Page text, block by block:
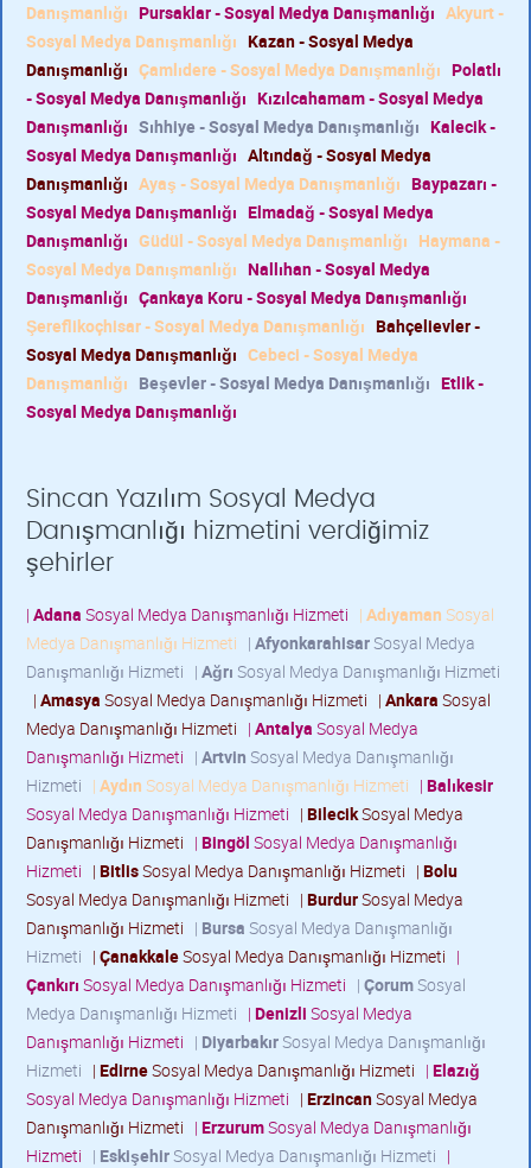
Danışmanlığı Pursaklar - Sosyal Medya Danışmanlığı Akyurt -
Sosyal Medya Danışmanlığı Kazan - Sosyal Medya
Danışmanlığı Çamlıdere - Sosyal Medya Danışmanlığı Polatlı
- Sosyal Medya Danışmanlığı Kızılcahamam - Sosyal Medya
Danışmanlığı Sıhhiye - Sosyal Medya Danışmanlığı Kalecik -
Sosyal Medya Danışmanlığı Altındağ - Sosyal Medya
Danışmanlığı Ayaş - Sosyal Medya Danışmanlığı Baypazarı -
Sosyal Medya Danışmanlığı Elmadağ - Sosyal Medya
Danışmanlığı Güdül - Sosyal Medya Danışmanlığı Haymana -
Sosyal Medya Danışmanlığı Nallıhan - Sosyal Medya
Danışmanlığı Çankaya Koru - Sosyal Medya Danışmanlığı
Şereflikoçhisar - Sosyal Medya Danışmanlığı Bahçelievler -
Sosyal Medya Danışmanlığı Cebeci - Sosyal Medya
Danışmanlığı Beşevler - Sosyal Medya Danışmanlığı Etlik -
Sosyal Medya Danışmanlığı
Sincan Yazılım Sosyal Medya
Danışmanlığı hizmetini verdiğimiz
şehirler
| Adana Sosyal Medya Danışmanlığı Hizmeti | Adıyaman Sosyal
Medya Danışmanlığı Hizmeti | AfyonkarahisarSosyal Medya
Danışmanlığı Hizmeti | Ağrı Sosyal Medya Danışmanlığı Hizmeti
| Amasya Sosyal Medya Danışmanlığı Hizmeti | Ankara Sosyal
Medya Danışmanlığı Hizmeti | Antalya Sosyal Medya
Danışmanlığı Hizmeti | Artvin Sosyal Medya Danışmanlığı
Hizmeti | Aydın Sosyal Medya Danışmanlığı Hizmeti | Balıkesir
Sosyal Medya Danışmanlığı Hizmeti | BilecikSosyal Medya
Danışmanlığı Hizmeti | Bingöl Sosyal Medya Danışmanlığı
Hizmeti | BitlisSosyal Medya Danışmanlığı Hizmeti | Bolu
Sosyal Medya Danışmanlığı Hizmeti | BurdurSosyal Medya
Danışmanlığı Hizmeti | Bursa Sosyal Medya Danışmanlığı
Hizmeti | ÇanakkaleSosyal Medya Danışmanlığı Hizmeti |
Çankırı Sosyal Medya Danışmanlığı Hizmeti | ÇorumSosyal
Medya Danışmanlığı Hizmeti | Denizli Sosyal Medya
Danışmanlığı Hizmeti | DiyarbakırSosyal Medya Danışmanlığı
Hizmeti | EdirneSosyal Medya Danışmanlığı Hizmeti | Elazığ
Sosyal Medya Danışmanlığı Hizmeti | ErzincanSosyal Medya
Danışmanlığı Hizmeti | ErzurumSosyal Medya Danışmanlığı
Hizmeti | EskişehirSosyal Medya Danışmanlığı Hizmeti |